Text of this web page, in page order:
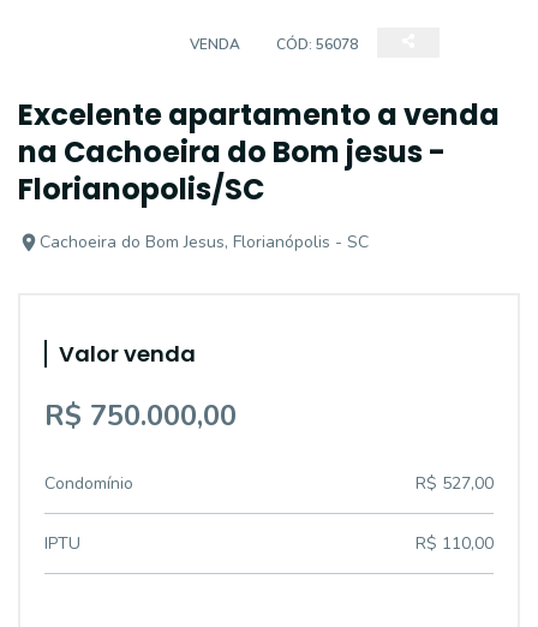
VENDA CÓD: 56078
Excelente apartamento a venda
na Cachoeira do Bom jesus -
Florianopolis/SC
Cachoeira do Bom Jesus, Florianópolis - SC
Valor venda
R$ 750.000,00
Condomínio R$ 527,00
IPTU R$ 110,00